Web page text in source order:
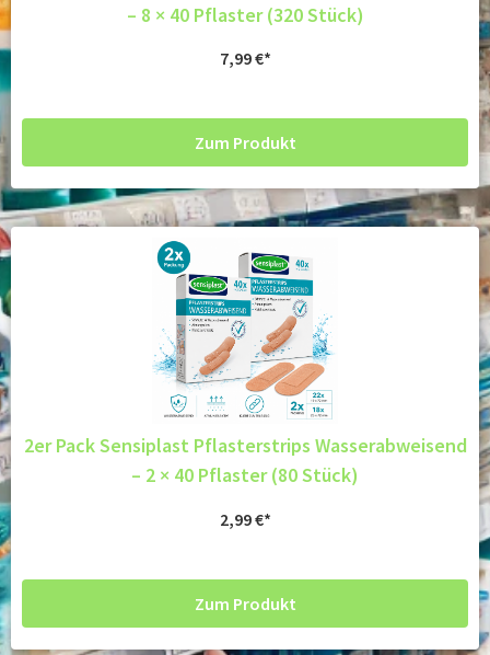
– 8 × 40 Pflaster (320 Stück)
7,99€
Zum Produkt
2er Pack Sensiplast Pflasterstrips Wasserabweisend
– 2 × 40 Pflaster (80 Stück)
2,99€
Zum Produkt